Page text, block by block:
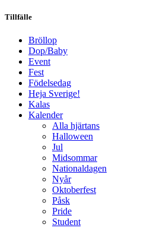
Tillfälle
Bröllop
Dop/Baby
Event
Fest
Födelsedag
Heja Sverige!
Kalas
Kalender
Alla hjärtans
Halloween
Jul
Midsommar
Nationaldagen
Nyår
Oktoberfest
Påsk
Pride
Student